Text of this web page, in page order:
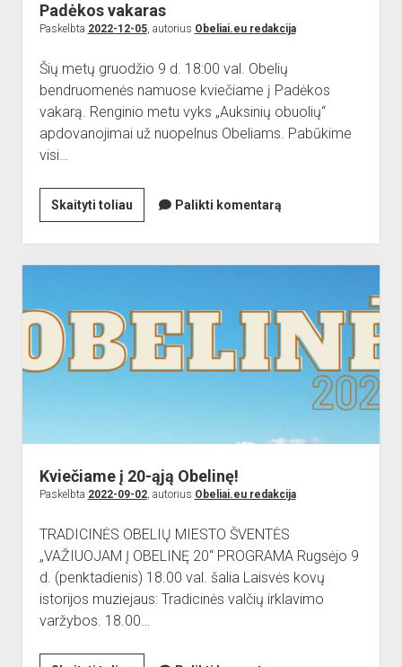
Padėkos vakaras
Paskelbta 2022-12-05, autorius Obeliai.eu redakcija
Šių metų gruodžio 9 d. 18:00 val. Obelių
bendruomenės namuose kviečiame į Padėkos
vakarą. Renginio metu vyks „Auksinių obuolių“
apdovanojimai už nuopelnus Obeliams. Pabūkime
visi…
Skaityti toliauPadėkos
vakaras
Palikti komentarą
Kviečiame į 20-ąją Obelinę!
Paskelbta 2022-09-02, autorius Obeliai.eu redakcija
TRADICINĖS OBELIŲ MIESTO ŠVENTĖS
„VAŽIUOJAM Į OBELINĘ 20“ PROGRAMA Rugsėjo 9
d. (penktadienis) 18.00 val. šalia Laisvės kovų
istorijos muziejaus: Tradicinės valčių irklavimo
varžybos. 18.00…